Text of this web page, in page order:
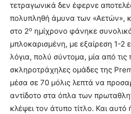
τετραγωνικά δεν έφερνε
πολυπληθή άμυνα των «Αετών»,
στο 2ο ημίχρονο φάνηκε
μπλοκαρισμένη, με εξαίρεση 1-2
λόγια, πολύ σύντομα, μία από τις
σκληροτράχηλες ομάδες της
μέσα σε 70 μόλις λεπτά να
αντίδοτο στα όπλα των
κλέψει τον άτυπο τίτλο. Και αυτό